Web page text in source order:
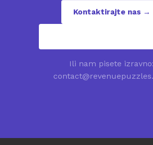
Kontaktirajte nas →
Ili nam pisete izravno: